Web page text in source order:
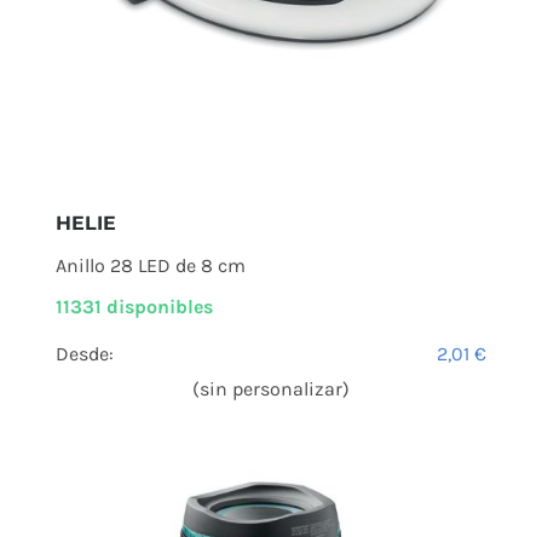
HELIE
Anillo 28 LED de 8 cm
11331 disponibles
Desde: 2,01€
(sin personalizar)